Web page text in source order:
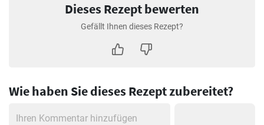
Dieses Rezept bewerten
Gefällt Ihnen dieses Rezept?
Wie haben Sie dieses Rezept zubereitet?